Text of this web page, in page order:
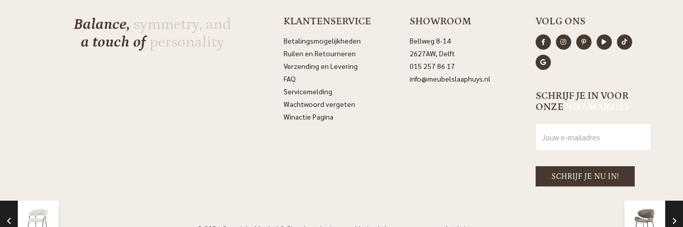
Balance, symmetry, and
a touch ofpersonality
KLANTENSERVICE
Betalingsmogelijkheden
Ruilen en Retourneren
Verzending en Levering
FAQ
Servicemelding
Wachtwoord vergeten
Winactie Pagina
SHOWROOM
Bellweg 8-14
2627AW, Delft
015 257 86 17
info@meubelslaaphuys.nl
VOLG ONS
SCHRIJF JE IN VOOR
ONZE NIEUWSBRIEF